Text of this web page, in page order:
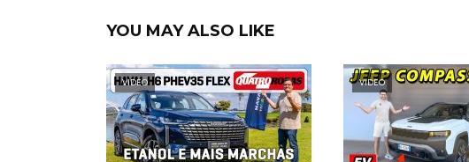
YOU MAY ALSO LIKE
VIDEO VIDEO